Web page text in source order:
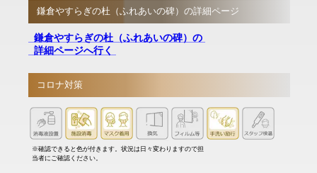
鎌倉やすらぎの杜（ふれあいの碑）の詳細ページ
鎌倉やすらぎの杜（ふれあいの碑）の
詳細ページへ行く
コロナ対策
※確認できると色が付きます。状況は日々変わりますので担
当者にご確認ください。